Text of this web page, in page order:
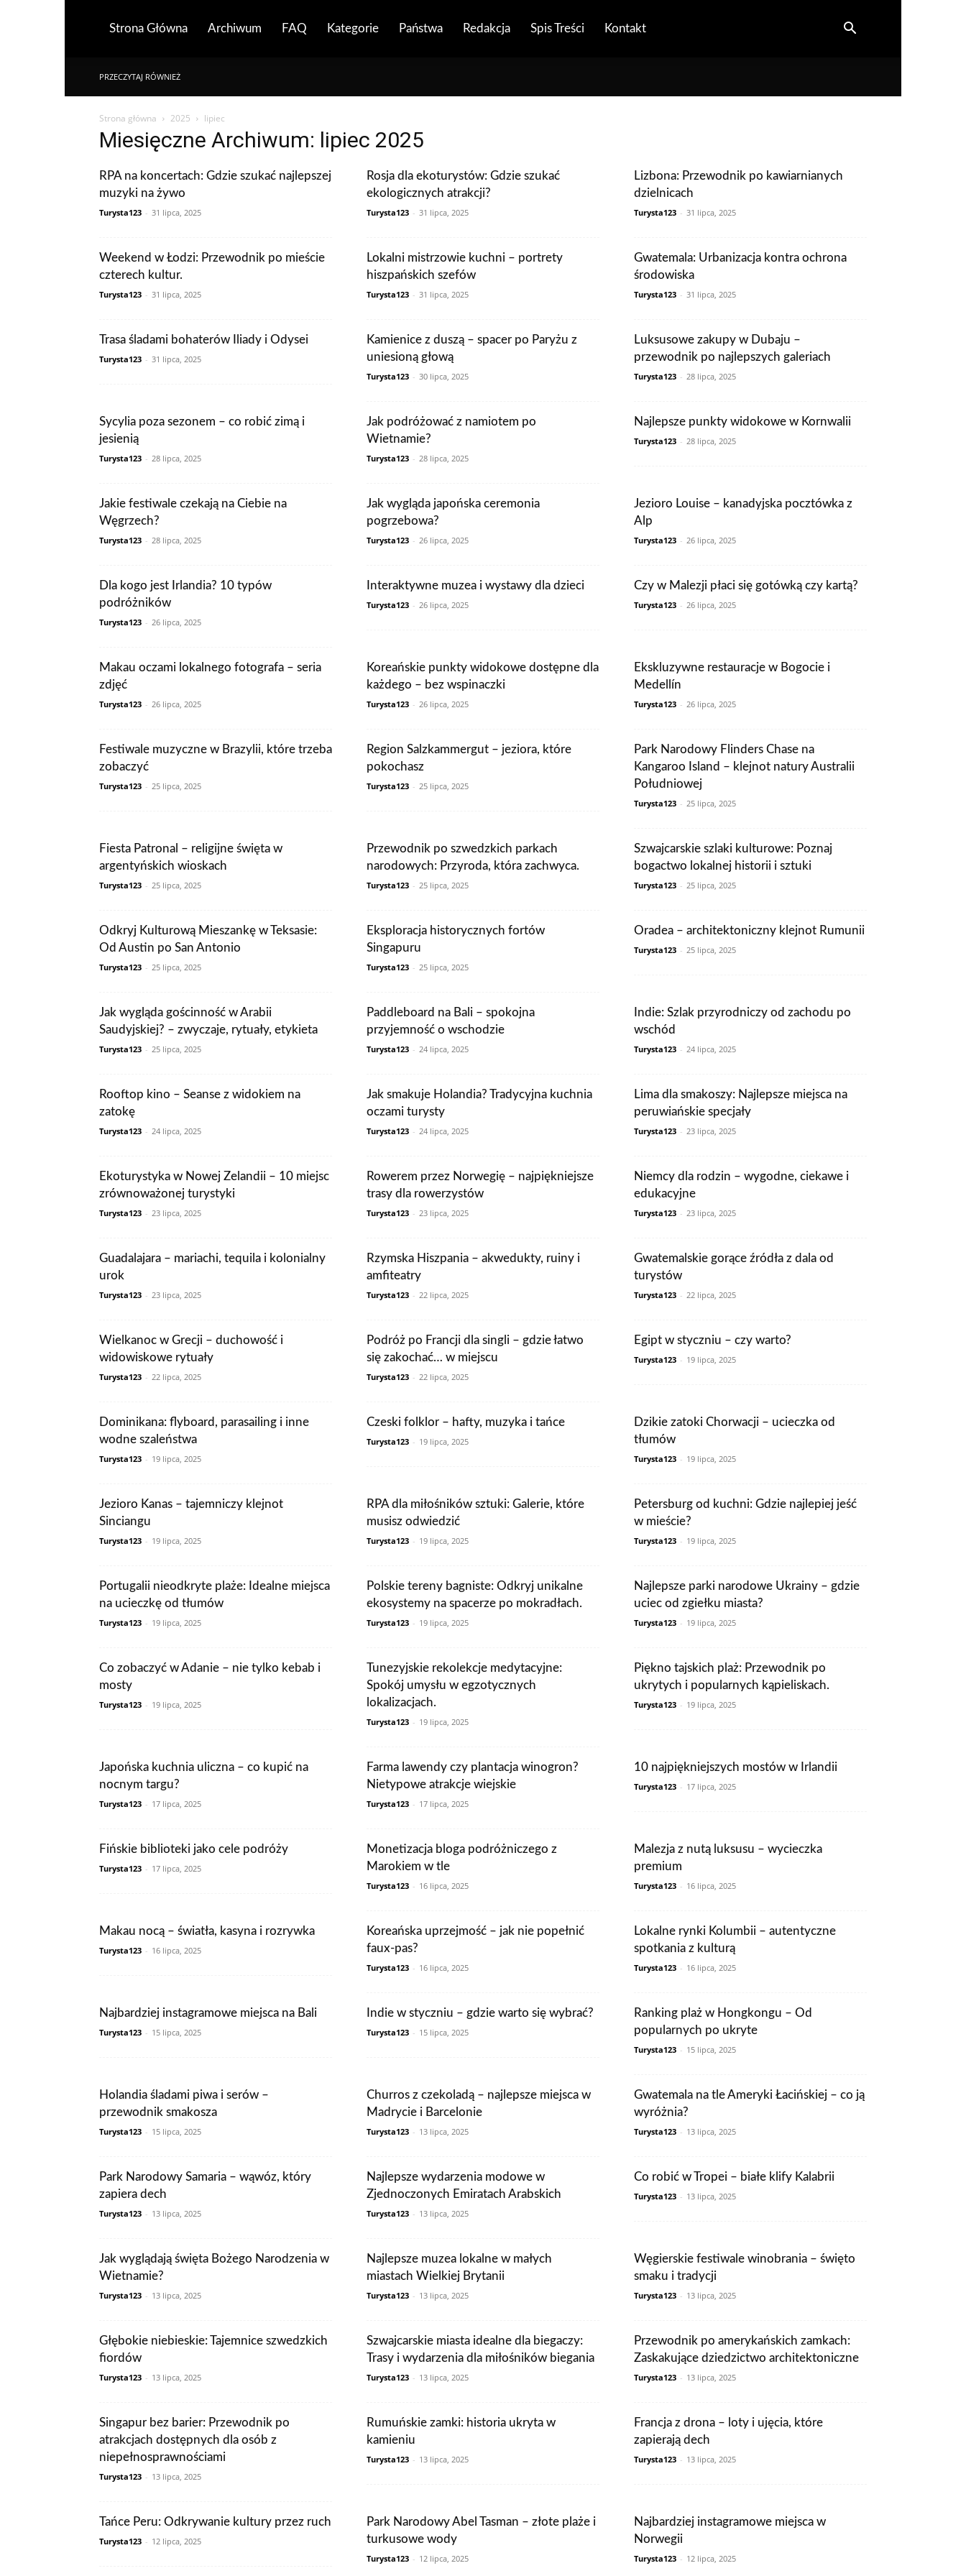
Strona Główna Archiwum FAQ Kategorie Państwa Redakcja Spis Treści Kontakt
PRZECZYTAJ RÓWNIEŻ
Strona główna 2025 lipiec
Miesięczne Archiwum: lipiec 2025
RPA na koncertach: Gdzie szukać najlepszej
muzyki na żywo
Turysta123 - 31 lipca, 2025
Rosja dla ekoturystów: Gdzie szukać
ekologicznych atrakcji?
Turysta123 - 31 lipca, 2025
Lizbona: Przewodnik po kawiarnianych
dzielnicach
Turysta123 - 31 lipca, 2025
Weekend w Łodzi: Przewodnik po mieście
czterech kultur.
Turysta123 - 31 lipca, 2025
Lokalni mistrzowie kuchni – portrety
hiszpańskich szefów
Turysta123 - 31 lipca, 2025
Gwatemala: Urbanizacja kontra ochrona
środowiska
Turysta123 - 31 lipca, 2025
Trasa śladami bohaterów Iliady i Odysei
Turysta123 - 31 lipca, 2025
Kamienice z duszą – spacer po Paryżu z
uniesioną głową
Turysta123 - 30 lipca, 2025
Luksusowe zakupy w Dubaju –
przewodnik po najlepszych galeriach
Turysta123 - 28 lipca, 2025
Sycylia poza sezonem – co robić zimą i
jesienią
Turysta123 - 28 lipca, 2025
Jak podróżować z namiotem po
Wietnamie?
Turysta123 - 28 lipca, 2025
Najlepsze punkty widokowe w Kornwalii
Turysta123 - 28 lipca, 2025
Jakie festiwale czekają na Ciebie na
Węgrzech?
Turysta123 - 28 lipca, 2025
Jak wygląda japońska ceremonia
pogrzebowa?
Turysta123 - 26 lipca, 2025
Jezioro Louise – kanadyjska pocztówka z
Alp
Turysta123 - 26 lipca, 2025
Dla kogo jest Irlandia? 10 typów
podróżników
Turysta123 - 26 lipca, 2025
Interaktywne muzea i wystawy dla dzieci
Turysta123 - 26 lipca, 2025
Czy w Malezji płaci się gotówką czy kartą?
Turysta123 - 26 lipca, 2025
Makau oczami lokalnego fotografa – seria
zdjęć
Turysta123 - 26 lipca, 2025
Koreańskie punkty widokowe dostępne dla
każdego – bez wspinaczki
Turysta123 - 26 lipca, 2025
Ekskluzywne restauracje w Bogocie i
Medellín
Turysta123 - 26 lipca, 2025
Festiwale muzyczne w Brazylii, które trzeba
zobaczyć
Turysta123 - 25 lipca, 2025
Region Salzkammergut – jeziora, które
pokochasz
Turysta123 - 25 lipca, 2025
Park Narodowy Flinders Chase na
Kangaroo Island – klejnot natury Australii
Południowej
Turysta123 - 25 lipca, 2025
Fiesta Patronal – religijne święta w
argentyńskich wioskach
Turysta123 - 25 lipca, 2025
Przewodnik po szwedzkich parkach
narodowych: Przyroda, która zachwyca.
Turysta123 - 25 lipca, 2025
Szwajcarskie szlaki kulturowe: Poznaj
bogactwo lokalnej historii i sztuki
Turysta123 - 25 lipca, 2025
Odkryj Kulturową Mieszankę w Teksasie:
Od Austin po San Antonio
Turysta123 - 25 lipca, 2025
Eksploracja historycznych fortów
Singapuru
Turysta123 - 25 lipca, 2025
Oradea – architektoniczny klejnot Rumunii
Turysta123 - 25 lipca, 2025
Jak wygląda gościnność w Arabii
Saudyjskiej? – zwyczaje, rytuały, etykieta
Turysta123 - 25 lipca, 2025
Paddleboard na Bali – spokojna
przyjemność o wschodzie
Turysta123 - 24 lipca, 2025
Indie: Szlak przyrodniczy od zachodu po
wschód
Turysta123 - 24 lipca, 2025
Rooftop kino – Seanse z widokiem na
zatokę
Turysta123 - 24 lipca, 2025
Jak smakuje Holandia? Tradycyjna kuchnia
oczami turysty
Turysta123 - 24 lipca, 2025
Lima dla smakoszy: Najlepsze miejsca na
peruwiańskie specjały
Turysta123 - 23 lipca, 2025
Ekoturystyka w Nowej Zelandii – 10 miejsc
zrównoważonej turystyki
Turysta123 - 23 lipca, 2025
Rowerem przez Norwegię – najpiękniejsze
trasy dla rowerzystów
Turysta123 - 23 lipca, 2025
Niemcy dla rodzin – wygodne, ciekawe i
edukacyjne
Turysta123 - 23 lipca, 2025
Guadalajara – mariachi, tequila i kolonialny
urok
Turysta123 - 23 lipca, 2025
Rzymska Hiszpania – akwedukty, ruiny i
amfiteatry
Turysta123 - 22 lipca, 2025
Gwatemalskie gorące źródła z dala od
turystów
Turysta123 - 22 lipca, 2025
Wielkanoc w Grecji – duchowość i
widowiskowe rytuały
Turysta123 - 22 lipca, 2025
Podróż po Francji dla singli – gdzie łatwo
się zakochać… w miejscu
Turysta123 - 22 lipca, 2025
Egipt w styczniu – czy warto?
Turysta123 - 19 lipca, 2025
Dominikana: flyboard, parasailing i inne
wodne szaleństwa
Turysta123 - 19 lipca, 2025
Czeski folklor – hafty, muzyka i tańce
Turysta123 - 19 lipca, 2025
Dzikie zatoki Chorwacji – ucieczka od
tłumów
Turysta123 - 19 lipca, 2025
Jezioro Kanas – tajemniczy klejnot
Sinciangu
Turysta123 - 19 lipca, 2025
RPA dla miłośników sztuki: Galerie, które
musisz odwiedzić
Turysta123 - 19 lipca, 2025
Petersburg od kuchni: Gdzie najlepiej jeść
w mieście?
Turysta123 - 19 lipca, 2025
Portugalii nieodkryte plaże: Idealne miejsca
na ucieczkę od tłumów
Turysta123 - 19 lipca, 2025
Polskie tereny bagniste: Odkryj unikalne
ekosystemy na spacerze po mokradłach.
Turysta123 - 19 lipca, 2025
Najlepsze parki narodowe Ukrainy – gdzie
uciec od zgiełku miasta?
Turysta123 - 19 lipca, 2025
Co zobaczyć w Adanie – nie tylko kebab i
mosty
Turysta123 - 19 lipca, 2025
Tunezyjskie rekolekcje medytacyjne:
Spokój umysłu w egzotycznych
lokalizacjach.
Turysta123 - 19 lipca, 2025
Piękno tajskich plaż: Przewodnik po
ukrytych i popularnych kąpieliskach.
Turysta123 - 19 lipca, 2025
Japońska kuchnia uliczna – co kupić na
nocnym targu?
Turysta123 - 17 lipca, 2025
Farma lawendy czy plantacja winogron?
Nietypowe atrakcje wiejskie
Turysta123 - 17 lipca, 2025
10 najpiękniejszych mostów w Irlandii
Turysta123 - 17 lipca, 2025
Fińskie biblioteki jako cele podróży
Turysta123 - 17 lipca, 2025
Monetizacja bloga podróżniczego z
Marokiem w tle
Turysta123 - 16 lipca, 2025
Malezja z nutą luksusu – wycieczka
premium
Turysta123 - 16 lipca, 2025
Makau nocą – światła, kasyna i rozrywka
Turysta123 - 16 lipca, 2025
Koreańska uprzejmość – jak nie popełnić
faux-pas?
Turysta123 - 16 lipca, 2025
Lokalne rynki Kolumbii – autentyczne
spotkania z kulturą
Turysta123 - 16 lipca, 2025
Najbardziej instagramowe miejsca na Bali
Turysta123 - 15 lipca, 2025
Indie w styczniu – gdzie warto się wybrać?
Turysta123 - 15 lipca, 2025
Ranking plaż w Hongkongu – Od
popularnych po ukryte
Turysta123 - 15 lipca, 2025
Holandia śladami piwa i serów –
przewodnik smakosza
Turysta123 - 15 lipca, 2025
Churros z czekoladą – najlepsze miejsca w
Madrycie i Barcelonie
Turysta123 - 13 lipca, 2025
Gwatemala na tle Ameryki Łacińskiej – co ją
wyróżnia?
Turysta123 - 13 lipca, 2025
Park Narodowy Samaria – wąwóz, który
zapiera dech
Turysta123 - 13 lipca, 2025
Najlepsze wydarzenia modowe w
Zjednoczonych Emiratach Arabskich
Turysta123 - 13 lipca, 2025
Co robić w Tropei – białe klify Kalabrii
Turysta123 - 13 lipca, 2025
Jak wyglądają święta Bożego Narodzenia w
Wietnamie?
Turysta123 - 13 lipca, 2025
Najlepsze muzea lokalne w małych
miastach Wielkiej Brytanii
Turysta123 - 13 lipca, 2025
Węgierskie festiwale winobrania – święto
smaku i tradycji
Turysta123 - 13 lipca, 2025
Głębokie niebieskie: Tajemnice szwedzkich
fiordów
Turysta123 - 13 lipca, 2025
Szwajcarskie miasta idealne dla biegaczy:
Trasy i wydarzenia dla miłośników biegania
Turysta123 - 13 lipca, 2025
Przewodnik po amerykańskich zamkach:
Zaskakujące dziedzictwo architektoniczne
Turysta123 - 13 lipca, 2025
Singapur bez barier: Przewodnik po
atrakcjach dostępnych dla osób z
niepełnosprawnościami
Turysta123 - 13 lipca, 2025
Rumuńskie zamki: historia ukryta w
kamieniu
Turysta123 - 13 lipca, 2025
Francja z drona – loty i ujęcia, które
zapierają dech
Turysta123 - 13 lipca, 2025
Tańce Peru: Odkrywanie kultury przez ruch
Turysta123 - 12 lipca, 2025
Park Narodowy Abel Tasman – złote plaże i
turkusowe wody
Turysta123 - 12 lipca, 2025
Najbardziej instagramowe miejsca w
Norwegii
Turysta123 - 12 lipca, 2025